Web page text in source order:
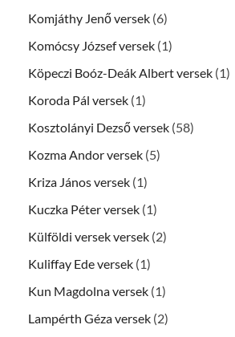
Komjáthy Jenő versek (6)
Komócsy József versek (1)
Köpeczi Boóz-Deák Albert versek (1)
Koroda Pál versek (1)
Kosztolányi Dezső versek (58)
Kozma Andor versek (5)
Kriza János versek (1)
Kuczka Péter versek (1)
Külföldi versek versek (2)
Kuliffay Ede versek (1)
Kun Magdolna versek (1)
Lampérth Géza versek (2)